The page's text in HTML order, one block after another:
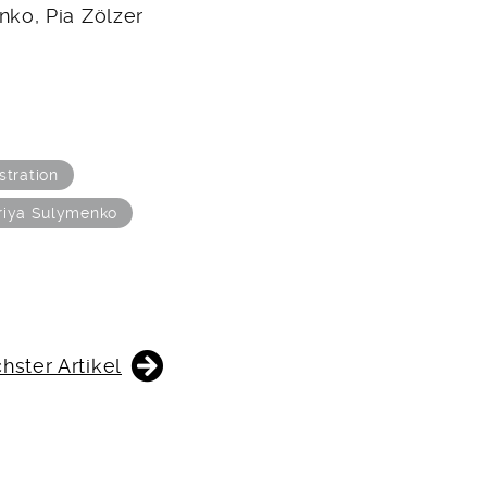
Pia Zölzer
Sulymenko
Artikel